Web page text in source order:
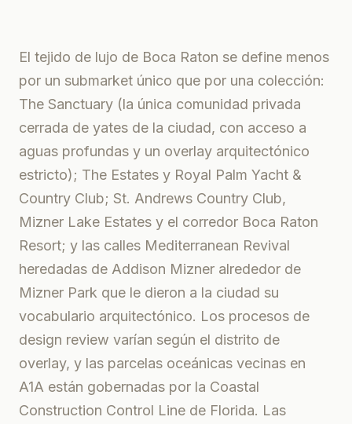
El tejido de lujo de Boca Raton se define menos
por un submarket único que por una colección:
The Sanctuary (la única comunidad privada
cerrada de yates de la ciudad, con acceso a
aguas profundas y un overlay arquitectónico
estricto); The Estates y Royal Palm Yacht &
Country Club; St. Andrews Country Club,
Mizner Lake Estates y el corredor Boca Raton
Resort; y las calles Mediterranean Revival
heredadas de Addison Mizner alrededor de
Mizner Park que le dieron a la ciudad su
vocabulario arquitectónico. Los procesos de
design review varían según el distrito de
overlay, y las parcelas oceánicas vecinas en
A1A están gobernadas por la Coastal
Construction Control Line de Florida. Las